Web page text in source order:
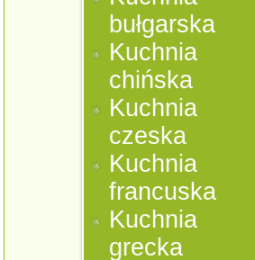
bułgarska
Kuchnia
chińska
Kuchnia
czeska
Kuchnia
francuska
Kuchnia
grecka